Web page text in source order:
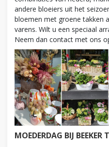
andere bloeiers uit het
bloemen met groene takken
varens. Wilt u een speciaal
Neem dan contact met ons
MOEDERDAG BIJ